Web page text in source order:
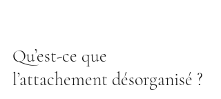
Qu’est-ce que
l’attachement désorganisé ?